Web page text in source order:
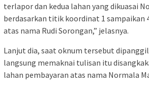
terlapor dan kedua lahan yang dikuasai
berdasarkan titik koordinat 1 sampaikan
atas nama Rudi Sorongan,” jelasnya.
Lanjut dia, saat oknum tersebut
langsung memaknai tulisan itu
lahan pembayaran atas nama Normala